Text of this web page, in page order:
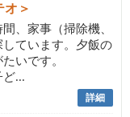
オ＞
、家事（掃除機、
ています。夕飯の
いです。
...
詳細